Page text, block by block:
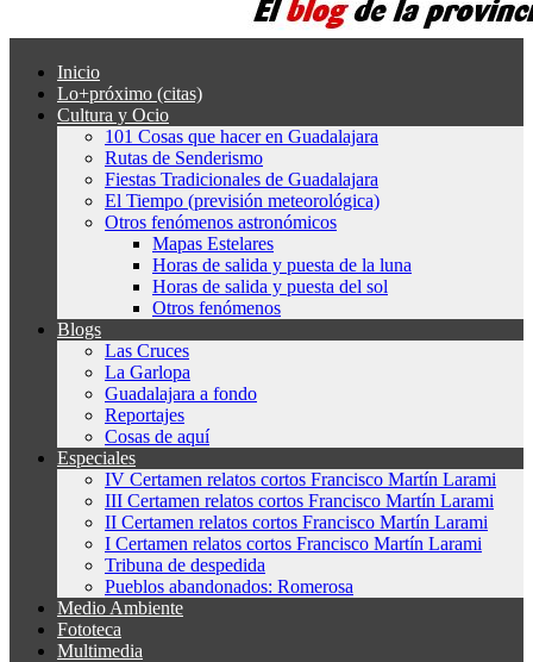
Inicio
Lo+próximo (citas)
Cultura y Ocio
101 Cosas que hacer en Guadalajara
Rutas de Senderismo
Fiestas Tradicionales de Guadalajara
El Tiempo (previsión meteorológica)
Otros fenómenos astronómicos
Mapas Estelares
Horas de salida y puesta de la luna
Horas de salida y puesta del sol
Otros fenómenos
Blogs
Las Cruces
La Garlopa
Guadalajara a fondo
Reportajes
Cosas de aquí
Especiales
IV Certamen relatos cortos Francisco Martín Larami
III Certamen relatos cortos Francisco Martín Larami
II Certamen relatos cortos Francisco Martín Larami
I Certamen relatos cortos Francisco Martín Larami
Tribuna de despedida
Pueblos abandonados: Romerosa
Medio Ambiente
Fototeca
Multimedia